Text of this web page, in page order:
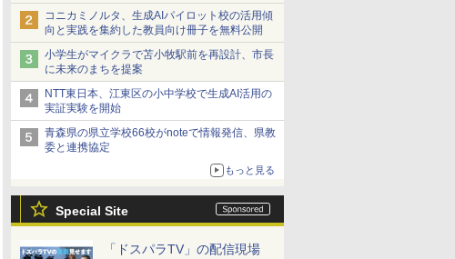
コニカミノルタ、生成AIパイロット校の活用傾
向と実践を集約した教員向け冊子を無料公開
小学生がマイクラで苫小牧駅前を再設計、市長
に未来のまちを提案
NTT東日本、江東区の小中学校で生成AI活用の
実証実験を開始
青森県の県立学校66校がnoteで情報発信、県教
委と連携協定
もっと見る
Special Site
「ドスパラTV」の配信現場